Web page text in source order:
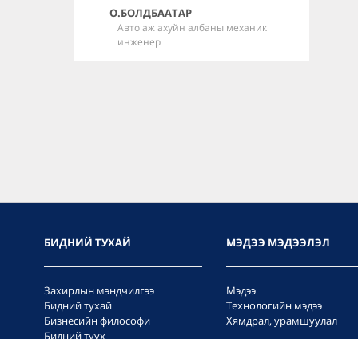
О.БОЛДБААТАР
Авто аж ахуйн албаны механик
инженер
БИДНИЙ ТУХАЙ
Захирлын мэндчилгээ
Бидний тухай
Бизнесийн философи
МЭДЭЭ МЭДЭЭЛЭЛ
Мэдээ
Технологийн мэдээ
Хямдрал, урамшуулал